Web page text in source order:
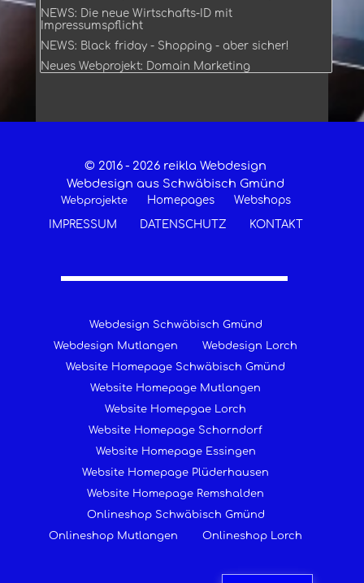
NEWS: Die neue Wirtschafts-ID mit
Impressumspflicht
NEWS: Black friday - Shopping - aber sicher!
Neues Webprojekt: Domain Marketing
© 2016 - 2026 reikla Webdesign
Webdesign aus Schwäbisch Gmünd
Webprojekte Homepages
Webshops
IMPRESSUM
DATENSCHUTZ KONTAKT
Webdesign Schwäbisch Gmünd
Webdesign Mutlangen
Webdesign Lorch
Website Homepage Schwäbisch Gmünd
Website Homepage Mutlangen
Website Homepgae Lorch
Website Homepage Schorndorf
Website Homepage Essingen
Website Homepage Plüderhausen
Website Homepage Remshalden
Onlineshop Schwäbisch Gmünd
Onlineshop Mutlangen
Onlineshop Lorch